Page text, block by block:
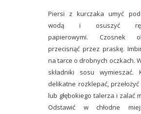
Piersi z kurczaka umyć pod
wodą i osuszyć
papierowymi. Czosnek
przecisnąć przez praskę.
na tarce o drobnych oczkach.
składniki sosu wymieszać.
delikatne rozklepać,
lub głębokiego talerza i zalać
Odstawić w chłodne